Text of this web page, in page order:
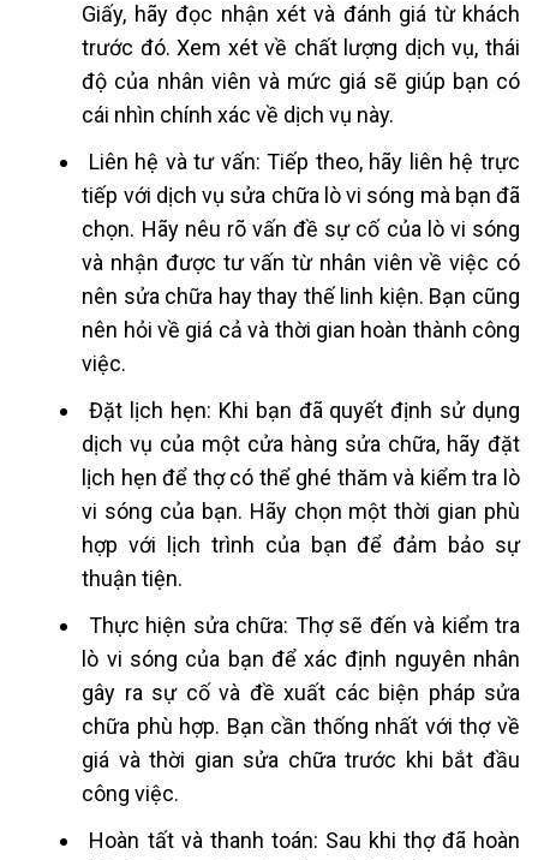
Giấy, hãy đọc nhận xét và đánh giá từ khách
trước đó. Xem xét về chất lượng dịch vụ, thái
độ của nhân viên và mức giá sẽ giúp bạn có
cái nhìn chính xác về dịch vụ này.
Liên hệ và tư vấn: Tiếp theo, hãy liên hệ trực
tiếp với dịch vụ sửa chữa lò vi sóng mà bạn đã
chọn. Hãy nêu rõ vấn đề sự cố của lò vi sóng
và nhận được tư vấn từ nhân viên về việc có
nên sửa chữa hay thay thế linh kiện. Bạn cũng
nên hỏi về giá cả và thời gian hoàn thành công
việc.
Đặt lịch hẹn: Khi bạn đã quyết định sử dụng
dịch vụ của một cửa hàng sửa chữa, hãy đặt
lịch hẹn để thợ có thể ghé thăm và kiểm tra lò
vi sóng của bạn. Hãy chọn một thời gian phù
hợp với lịch trình của bạn để đảm bảo sự
thuận tiện.
Thực hiện sửa chữa: Thợ sẽ đến và kiểm tra
lò vi sóng của bạn để xác định nguyên nhân
gây ra sự cố và đề xuất các biện pháp sửa
chữa phù hợp. Bạn cần thống nhất với thợ về
giá và thời gian sửa chữa trước khi bắt đầu
công việc.
Hoàn tất và thanh toán: Sau khi thợ đã hoàn